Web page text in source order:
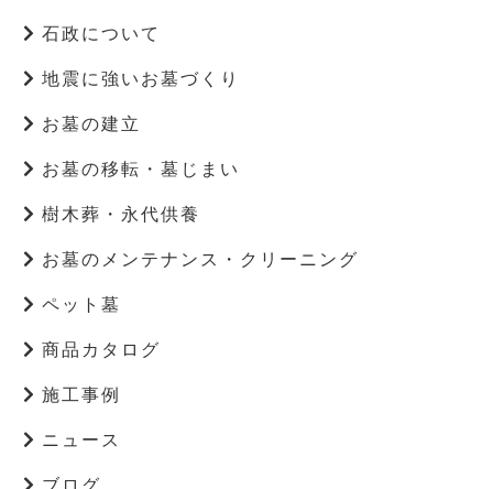
石政について
地震に強いお墓づくり
お墓の建立
お墓の移転・墓じまい
樹木葬・永代供養
お墓のメンテナンス・クリーニング
ペット墓
商品カタログ
施工事例
ニュース
ブログ